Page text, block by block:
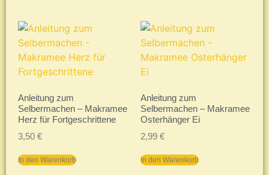
Anleitung zum
Selbermachen – Makramee
Herz für Fortgeschrittene
3,50 €
In den Warenkorb
Anleitung zum
Selbermachen – Makramee
Osterhänger Ei
2,99 €
In den Warenkorb